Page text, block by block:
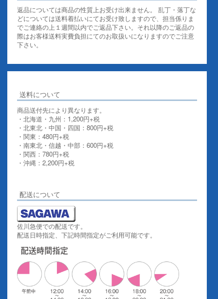
返品については商品の性質上お受け出来ません。 乱丁・落丁な
どについては送料着払いにてお受け致しますので、担当係りま
でご連絡の上１週間以内でご返品下さい。それ以降のご返品の
際はお客様送料実費負担にてのお取扱いになりますのでご注意
下さい。
送料について
商品送付先により異なります。
・北海道・九州：1,200円+税
・北東北・中国・四国：800円+税
・関東：480円+税
・南東北・信越・中部：600円+税
・関西：780円+税
・沖縄：2,200円+税
配送について
佐川急便での配送です。
配送日時指定、下記時間指定がご利用可能です。